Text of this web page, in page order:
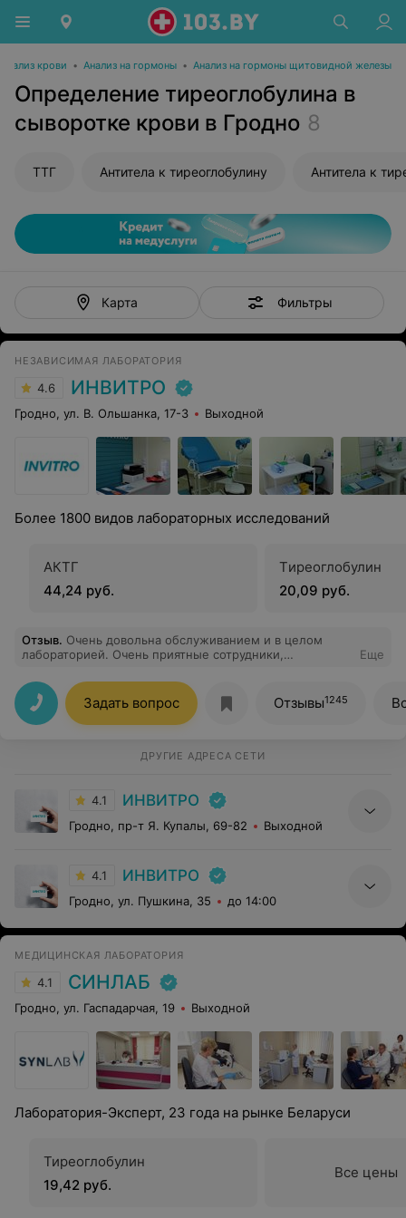
Анализ крови • Анализ на гормоны • Анализ на гормоны щитовидной железы
Определение тиреоглобулина в
сыворотке крови в Гродно 8
ТТГ Антитела к тиреоглобулину Антитела к
Карта Фильтры
НЕЗАВИСИМАЯ ЛАБОРАТОРИЯ
4.6 ИНВИТРО
Гродно, ул. В. Ольшанка, 17-3 Выходной
Более 1800 видов лабораторных исследований
АКТГ
44,24 руб.
Tиреоглобулин
20,09 руб.
Отзыв. Очень довольна обслуживанием и в целом
лабораторией. Очень приятные сотрудники,
анализы и результаты приходили гораздо раньше
указанных сроков, что тоже очень важно и приятно!
Спасибо! Теперь за исследованиями здоровья только в
Инвитро!
Еще
Задать вопрос Отзывы1245
ДРУГИЕ АДРЕСА СЕТИ
4.1 ИНВИТРО
Гродно, пр-т Я. Купалы, 69-82 Выходной
4.1 ИНВИТРО
Гродно, ул. Пушкина, 35 до 14:00
МЕДИЦИНСКАЯ ЛАБОРАТОРИЯ
4.1 СИНЛАБ
Гродно, ул. Гаспадарчая, 19 Выходной
Лаборатория-Эксперт, 23 года на рынке Беларуси
Тиреоглобулин
19,42 руб.
Все цены